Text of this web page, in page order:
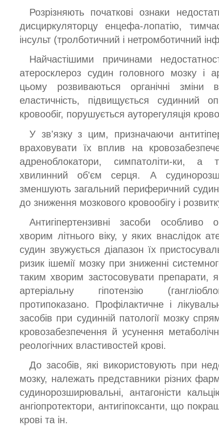
Розрізняють початкові ознаки
дисциркуляторцу енцефа-лопатію,
інсульт (тролботичний і нетромботичний
Найчастішими причинами
атеросклероз судин головного мозку і
цьому розвиваються органічні зміни
еластичність, підвищується судинний
кровообіг, порушується ауторегуляція
У зв'язку з цим, призначаючи
враховувати їх вплив на
адреноблокатори, симпатоліти-ки, а
хвилинний об'єм серця. А
зменшують загальний периферичний
до зниження мозкового кровообігу і
Антигіпертензивні засоби особливо
хворим літнього віку, у яких внаслідок
судин звужується діапазон їх
ризик ішемії мозку при зниженні
таким хворим застосовувати препарати,
артеріальну гіпотензію
протипоказано. Профілактичне і
засобів при судинній патології мозку
кровозабезпечення й усунення
реологічних властивостей крові.
До засобів, які використовують при
мозку, належать представники різних
судинорозширювальні, антагоністи
ангіопротектори, антигіпоксанти, що
крові та ін.